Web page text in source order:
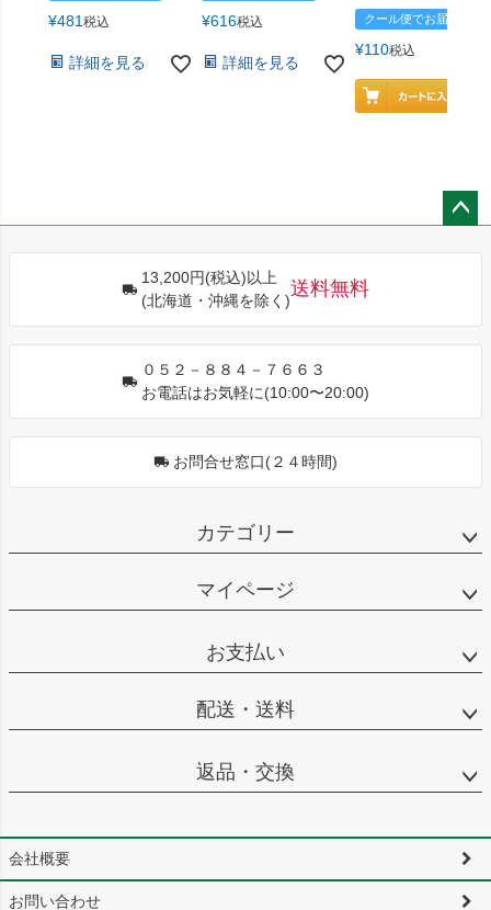
¥481税込
詳細を見る
¥616税込
詳細を見る
クール便でお届け
¥110税込
13,200円(税込)以上
(北海道・沖縄を除く)
送料無料
０５２－８８４－７６６３
お電話はお気軽に(10:00〜20:00)
お問合せ窓口(２４時間)
カテゴリー
マイページ
お支払い
配送・送料
返品・交換
会社概要
お問い合わせ